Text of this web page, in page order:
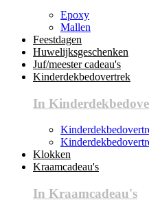
Epoxy
Mallen
Feestdagen
Huwelijksgeschenken
Juf/meester cadeau's
Kinderdekbedovertrek
In
Klokken
Kraamcadeau's
In Kraamcadeau's